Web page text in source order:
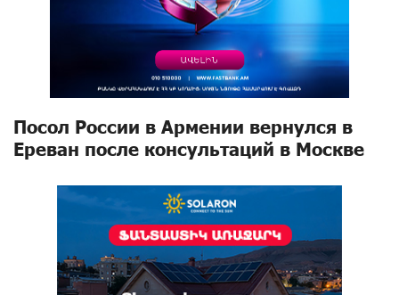
Посол России в Армении вернулся в
Ереван после консультаций в Москве